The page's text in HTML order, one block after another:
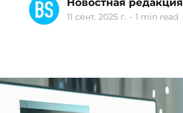
Новостная редакция
11 сент. 2025 г. • 1 min read